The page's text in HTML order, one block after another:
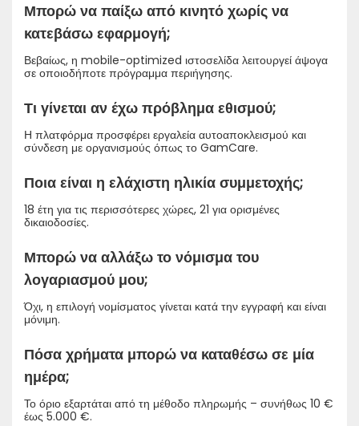
Μπορώ να παίξω από κινητό χωρίς να
κατεβάσω εφαρμογή;
Βεβαίως, η mobile-optimized ιστοσελίδα λειτουργεί άψογα
σε οποιοδήποτε πρόγραμμα περιήγησης.
Τι γίνεται αν έχω πρόβλημα εθισμού;
Η πλατφόρμα προσφέρει εργαλεία αυτοαποκλεισμού και
σύνδεση με οργανισμούς όπως το GamCare.
Ποια είναι η ελάχιστη ηλικία συμμετοχής;
18 έτη για τις περισσότερες χώρες, 21 για ορισμένες
δικαιοδοσίες.
Μπορώ να αλλάξω το νόμισμα του
λογαριασμού μου;
Όχι, η επιλογή νομίσματος γίνεται κατά την εγγραφή και είναι
μόνιμη.
Πόσα χρήματα μπορώ να καταθέσω σε μία
ημέρα;
Το όριο εξαρτάται από τη μέθοδο πληρωμής – συνήθως 10 €
έως 5.000 €.